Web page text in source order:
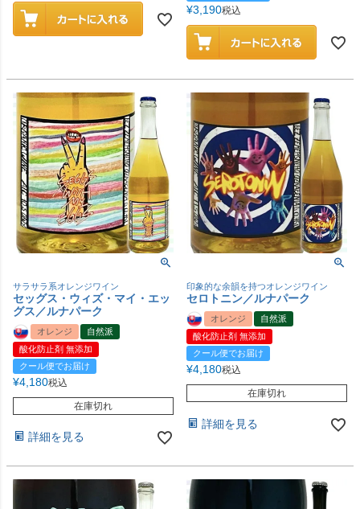
¥3,190税込
サラサラ系オレンジワイン
セッグス・ウィズ・マイ・エッ
グス／ルナパーク
オレンジ
自然派
酸化防止剤 無添加
クール便でお届け
¥4,180税込
在庫切れ
詳細を見る
印象的な余韻を持つオレンジワイン
セロトニン／ルナパーク
オレンジ
自然派
酸化防止剤 無添加
クール便でお届け
¥4,180税込
在庫切れ
詳細を見る